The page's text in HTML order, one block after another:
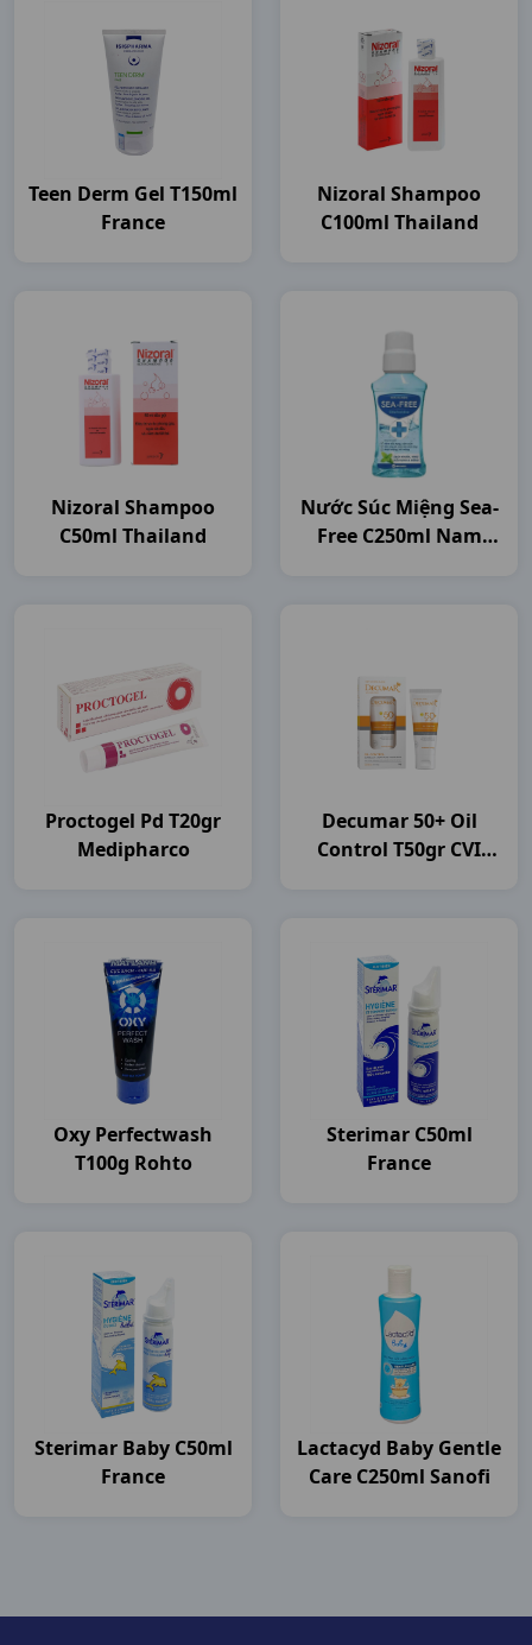
Teen Derm Gel T150ml
France
Nizoral Shampoo
C100ml Thailand
Nizoral Shampoo
C50ml Thailand
Nước Súc Miệng Sea-
Free C250ml Nam
Proctogel Pd T20gr
Medipharco
Decumar 50+ Oil
Control T50gr CVI
Oxy Perfectwash
T100g Rohto
Sterimar C50ml
France
Sterimar Baby C50ml
France
Lactacyd Baby Gentle
Care C250ml Sanofi